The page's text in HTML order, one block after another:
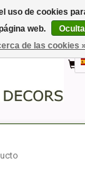
uso de cookies
web.
de las cookies »